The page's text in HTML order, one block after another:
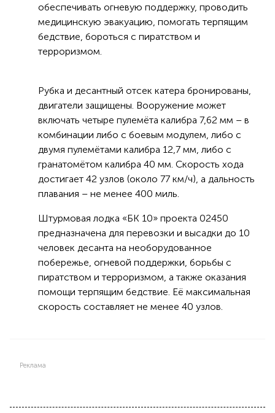
обеспечивать огневую поддержку, проводить
медицинскую эвакуацию, помогать терпящим
бедствие, бороться с пиратством и
терроризмом.
Рубка и десантный отсек катера бронированы,
двигатели защищены. Вооружение может
включать четыре пулемёта калибра 7,62 мм – в
комбинации либо с боевым модулем, либо с
двумя пулемётами калибра 12,7 мм, либо с
гранатомётом калибра 40 мм. Скорость хода
достигает 42 узлов (около 77 км/ч), а дальность
плавания – не менее 400 миль.
Штурмовая лодка «БК 10» проекта 02450
предназначена для перевозки и высадки до 10
человек десанта на необорудованное
побережье, огневой поддержки, борьбы с
пиратством и терроризмом, а также оказания
помощи терпящим бедствие. Её максимальная
скорость составляет не менее 40 узлов.
Реклама